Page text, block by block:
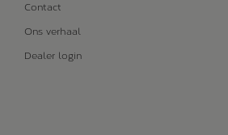
Contact
Ons verhaal
Dealer login